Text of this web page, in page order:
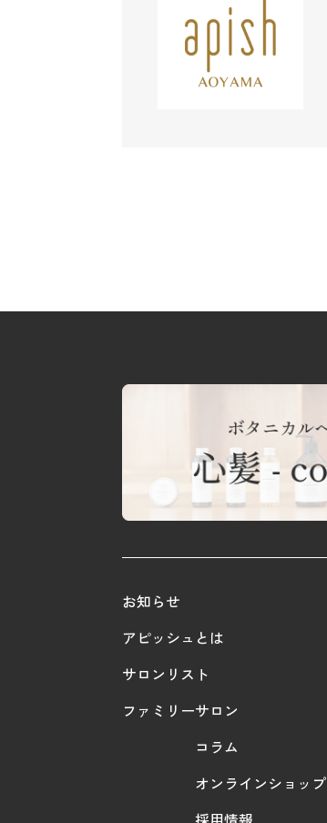
お知らせ
アピッシュとは
サロンリスト
ファミリーサロン
コラム
オンラインショップ